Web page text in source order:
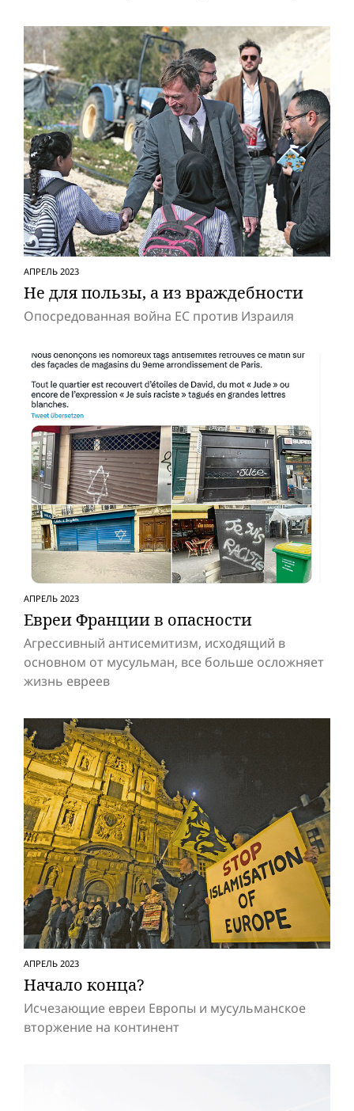
АПРЕЛЬ 2023
Не для пользы, а из враждебности
Опосредованная вой­на ЕС против Израиля
АПРЕЛЬ 2023
Евреи Франции в опасности
Агрессивный антисемитизм, исходящий в
основном от мусульман, все больше осложняет
жизнь евреев
АПРЕЛЬ 2023
Начало конца?
Исчезающие евреи Европы и мусульманское
вторжение на континент